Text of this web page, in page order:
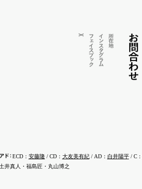
お問合わせ
所在地
インス
タ
グ
ラ
ム
フェイス
ブ
ッ
ク
X
ア ド：ECD： 安藤隆/ CD： 大友美有紀/ AD： 白井陽平/ C：
井真人・福島匠・丸山博之